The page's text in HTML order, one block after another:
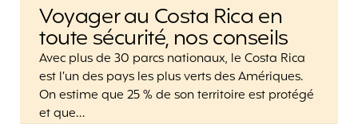
Voyager au Costa Rica en
toute sécurité, nos conseils
Avec plus de 30 parcs nationaux, le Costa Rica
est l’un des pays les plus verts des Amériques.
On estime que 25 % de son territoire est protégé
et que…